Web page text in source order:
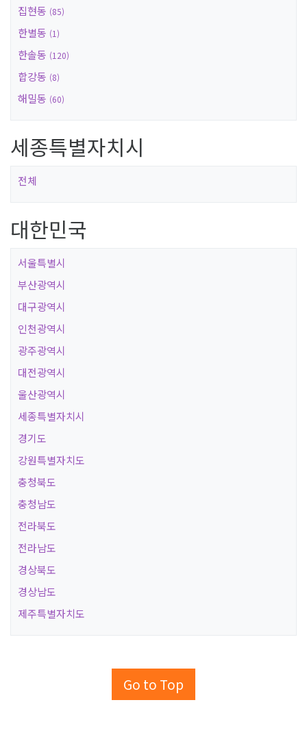
집현동 (85)
한별동 (1)
한솔동 (120)
합강동 (8)
해밀동 (60)
세종특별자치시
전체
대한민국
서울특별시
부산광역시
대구광역시
인천광역시
광주광역시
대전광역시
울산광역시
세종특별자치시
경기도
강원특별자치도
충청북도
충청남도
전라북도
전라남도
경상북도
경상남도
제주특별자치도
Go to Top